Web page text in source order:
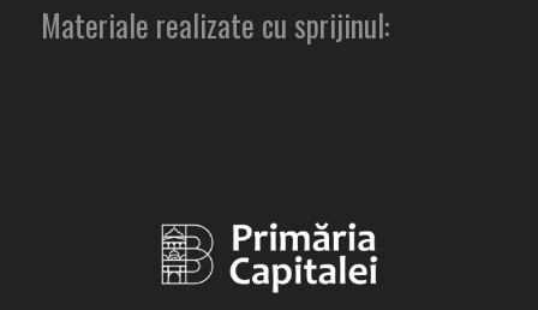
Materiale realizate cu sprijinul: